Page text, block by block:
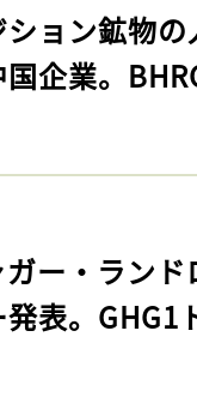
ション鉱物
企業。
ガー・ラン
表。GHG1